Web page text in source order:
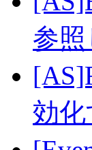
参
効